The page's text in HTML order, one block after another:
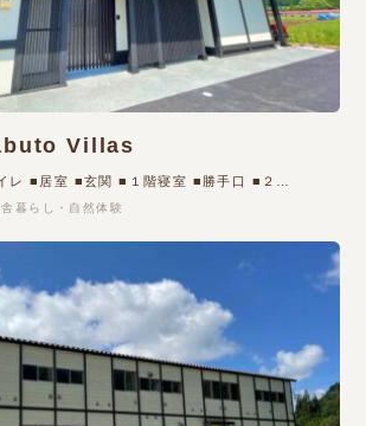
Villas
レ ■居室 ■玄関 ■１階寝室 ■勝手口 ■２…
舎暮らし・自然体験